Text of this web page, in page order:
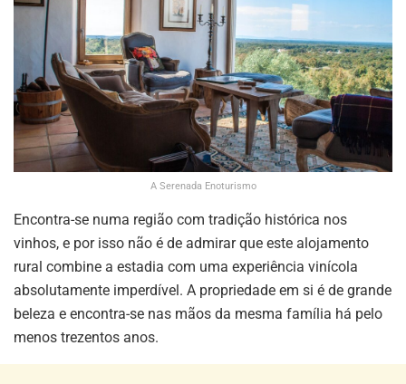
A Serenada Enoturismo
Encontra-se numa região com tradição histórica nos
vinhos, e por isso não é de admirar que este alojamento
rural combine a estadia com uma experiência vinícola
absolutamente imperdível. A propriedade em si é de grande
beleza e encontra-se nas mãos da mesma família há pelo
menos trezentos anos.